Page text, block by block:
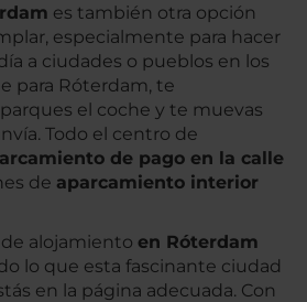
es también otra opción
especialmente para hacer
a ciudades o pueblos en los
para Róterdam, te
el coche y te muevas
Todo el centro de
de pago en la calle
de aparcamiento interior
alojamiento en Róterdam
lo que esta fascinante ciudad
en la página adecuada. Con